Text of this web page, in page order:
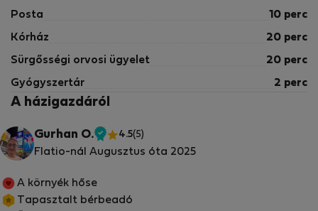
Posta 10 perc
Kórház 20 perc
Sürgősségi orvosi ügyelet 20 perc
Gyógyszertár 2 perc
A házigazdáról
Gurhan O.
Ellenőrzött
tulajdonos
4.5(5)
Flatio-nál Augusztus óta 2025
A környék hőse
Tapasztalt bérbeadó